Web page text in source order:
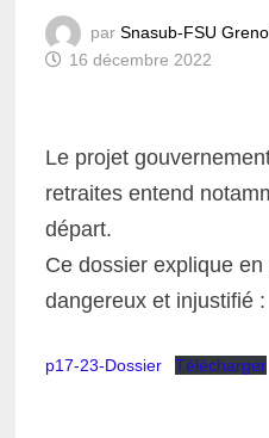
par Snasub-FSU
16 décembre 2022
Le projet
retraites entend
départ.
Ce dossier explique
dangereux et injustifié :
p17-23-Dossier Télécharger